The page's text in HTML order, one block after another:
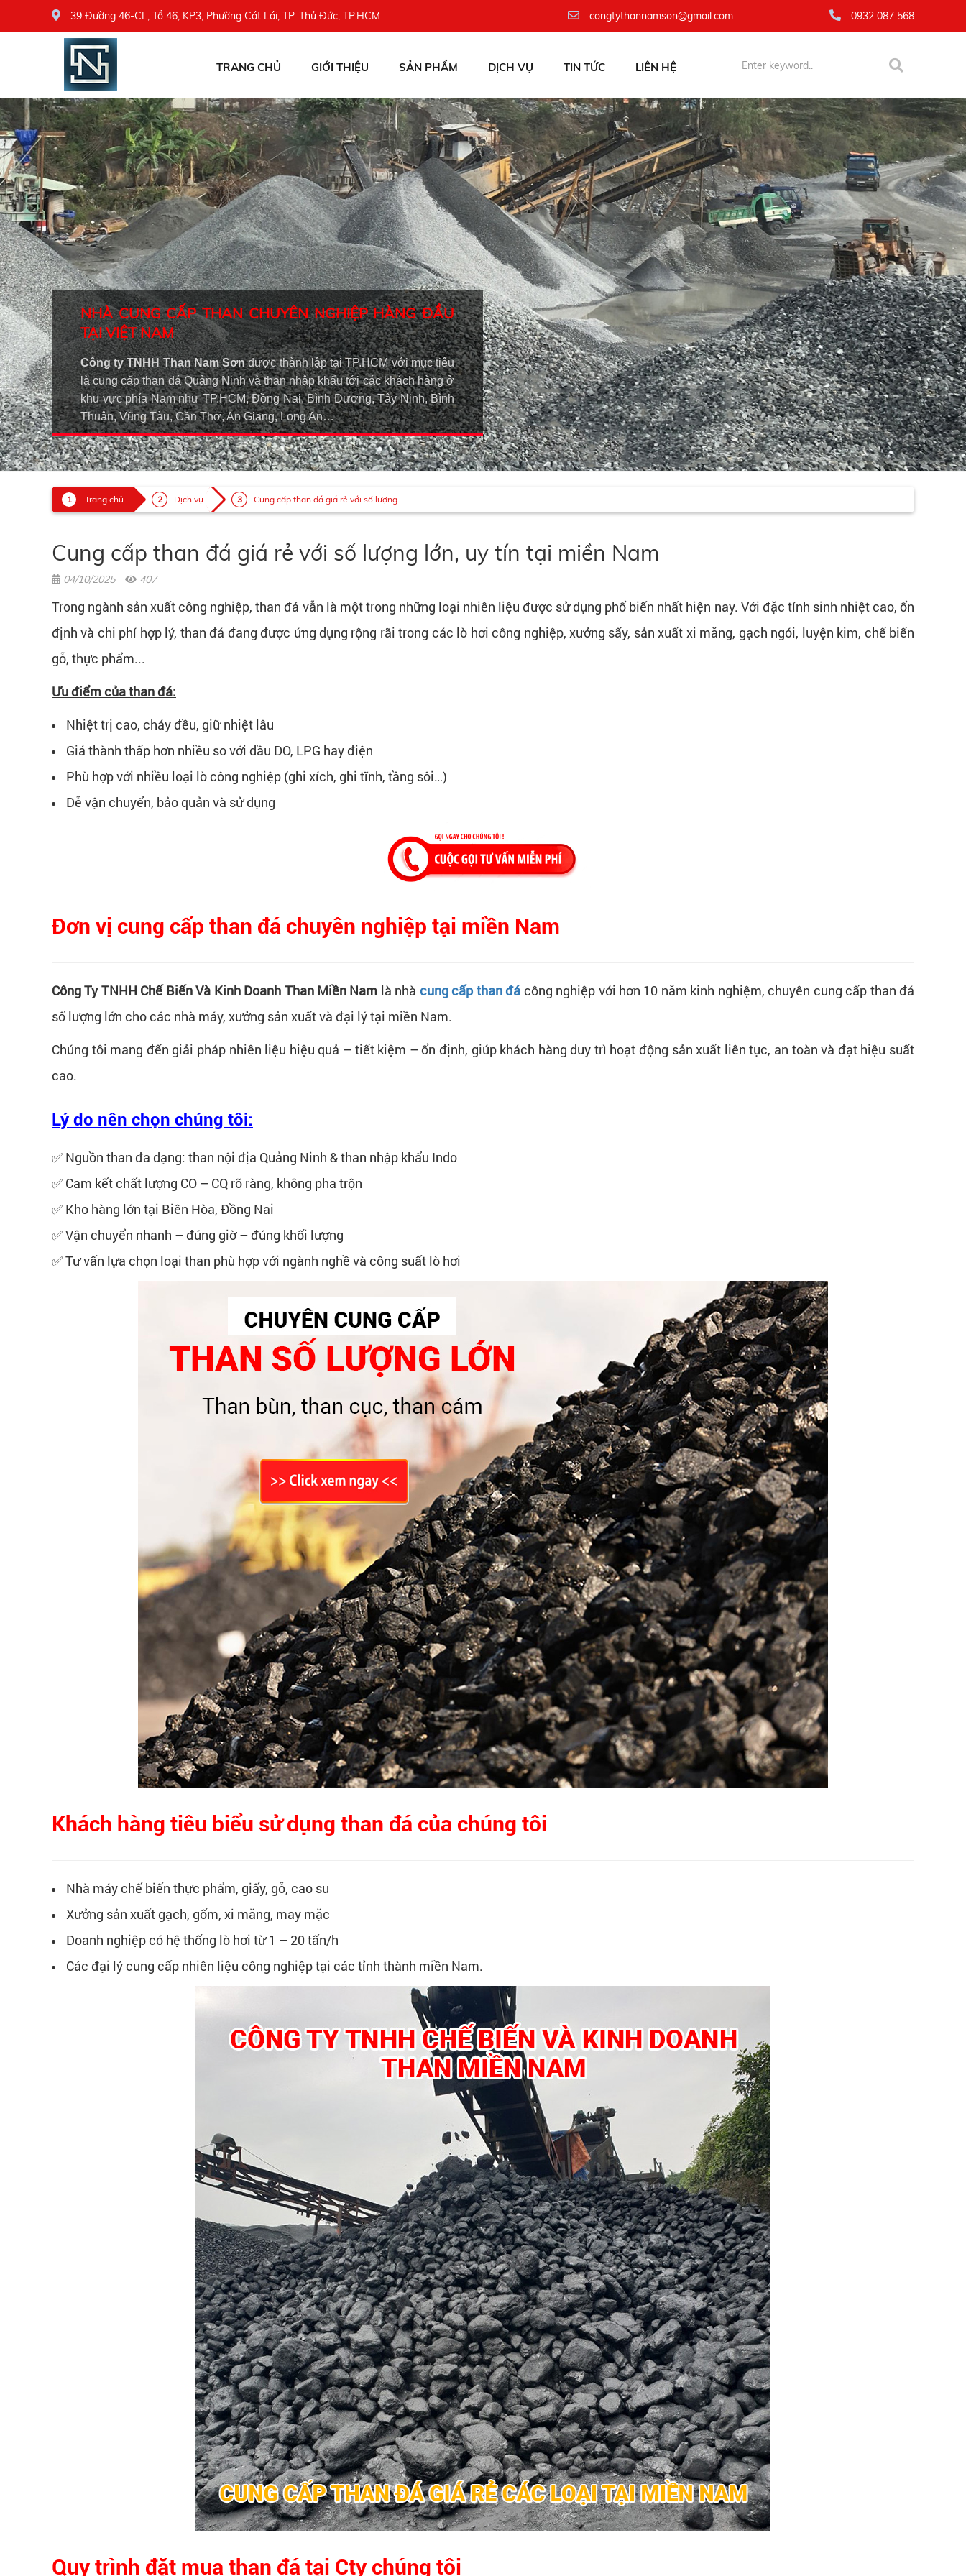
39 Đường 46-CL, Tổ 46, KP3, Phường Cát Lái, TP. Thủ Đức, TP.HCM congtythannamson@gmail.com 0932 087 568
TRANG CHỦ GIỚI THIỆU SẢN PHẨM DỊCH VỤ TIN TỨC LIÊN HỆ
NHÀ CUNG CẤP THAN CHUYÊN NGHIỆP HÀNG ĐẦU
TẠI VIỆT NAM
Công ty TNHH Than Nam Sơnđược thành lập tại TP.HCM với mục tiêu
là cung cấp than đá Quảng Ninh và than nhập khẩu tới các khách hàng ở
khu vực phía Nam như TP.HCM, Đồng Nai, Bình Dương, Tây Ninh, Bình
Thuận, Vũng Tàu, Cần Thơ, An Giang, Long An…
Trang chủ Dịch vụ Cung cấp than đá giá rẻ với số lượng...
Cung cấp than đá giá rẻ với số lượng lớn, uy tín tại miền Nam
04/10/2025 407
Trong ngành sản xuất công nghiệp, than đá vẫn là một trong những loại nhiên liệu được sử dụng phổ biến nhất hiện nay. Với đặc tính sinh nhiệt cao, ổn
định và chi phí hợp lý, than đá đang được ứng dụng rộng rãi trong các lò hơi công nghiệp, xưởng sấy, sản xuất xi măng, gạch ngói, luyện kim, chế biến
gỗ, thực phẩm...
Ưu điểm của than đá:
Nhiệt trị cao, cháy đều, giữ nhiệt lâu
Giá thành thấp hơn nhiều so với dầu DO, LPG hay điện
Phù hợp với nhiều loại lò công nghiệp (ghi xích, ghi tĩnh, tầng sôi…)
Dễ vận chuyển, bảo quản và sử dụng
Đơn vị cung cấp than đá chuyên nghiệp tại miền Nam
Công Ty TNHH Chế Biến Và Kinh Doanh Than Miền Nam là nhà cung cấp than đá công nghiệp với hơn 10 năm kinh nghiệm, chuyên cung cấp than đá
số lượng lớn cho các nhà máy, xưởng sản xuất và đại lý tại miền Nam.
Chúng tôi mang đến giải pháp nhiên liệu hiệu quả – tiết kiệm – ổn định, giúp khách hàng duy trì hoạt động sản xuất liên tục, an toàn và đạt hiệu suất
cao.
Lý do nên chọn chúng tôi:
✅ Nguồn than đa dạng: than nội địa Quảng Ninh & than nhập khẩu Indo
✅ Cam kết chất lượng CO – CQ rõ ràng, không pha trộn
✅ Kho hàng lớn tại Biên Hòa, Đồng Nai
✅ Vận chuyển nhanh – đúng giờ – đúng khối lượng
✅ Tư vấn lựa chọn loại than phù hợp với ngành nghề và công suất lò hơi
Khách hàng tiêu biểu sử dụng than đá của chúng tôi
Nhà máy chế biến thực phẩm, giấy, gỗ, cao su
Xưởng sản xuất gạch, gốm, xi măng, may mặc
Doanh nghiệp có hệ thống lò hơi từ 1 – 20 tấn/h
Các đại lý cung cấp nhiên liệu công nghiệp tại các tỉnh thành miền Nam.
Quy trình đặt mua than đá tại Cty chúng tôi